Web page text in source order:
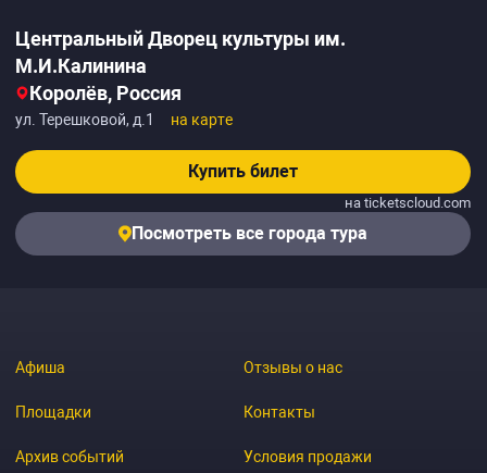
Центральный Дворец культуры им.
М.И.Калинина
Королёв, Россия
ул. Терешковой, д.1 на карте
Купить билет
на ticketscloud.com
Посмотреть все города тура
Афиша
Площадки
Архив событий
Отзывы о нас
Контакты
Условия продажи